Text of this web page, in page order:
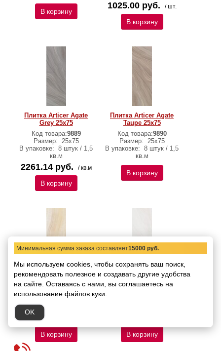
В корзину
1025.00 руб. / шт.
В корзину
Плитка Articer Agate
Grey 25х75
Код товара:9889
Размер: 25х75
В упаковке: 8 штук / 1,5
кв.м
2261.14 руб. / кв.м
В корзину
Плитка Articer Agate
Taupe 25х75
Код товара:9890
Размер: 25х75
В упаковке: 8 штук / 1,5
кв.м
В корзину
Плитка Articer Agate
Beige 25х75
Код товара:9888
В упаковке:
В корзину
Плитка Articer Agate
White 25х75
В корзину
Минимальная сумма заказа составляет15000 руб.
Мы используем cookies, чтобы сохранять ваш поиск,
рекомендовать полезное и создавать другие удобства
на сайте. Оставаясь с нами, вы соглашаетесь на
использование файлов куки.
OK